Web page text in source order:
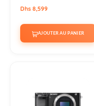
Dhs 8,599
AJOUTER AU PANIER